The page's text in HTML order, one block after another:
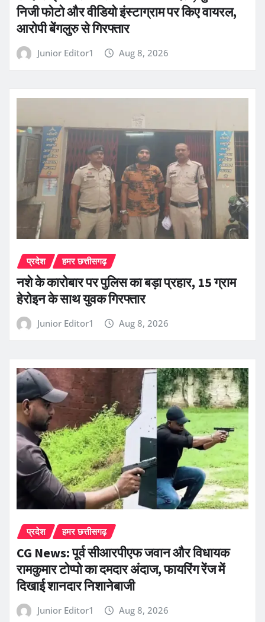
निजी फोटो और वीडियो इंस्टाग्राम पर किए वायरल,
आरोपी बेंगलुरु से गिरफ्तार
Junior Editor1 Aug 8, 2026
प्रदेश हमर छत्तीसगढ़
नशे के कारोबार पर पुलिस का बड़ा प्रहार, 15 ग्राम
हेरोइन के साथ युवक गिरफ्तार
Junior Editor1 Aug 8, 2026
प्रदेश हमर छत्तीसगढ़
CG News: पूर्व सीआरपीएफ जवान और विधायक
रामकुमार टोप्पो का दमदार अंदाज, फायरिंग रेंज में
दिखाई शानदार निशानेबाजी
Junior Editor1 Aug 8, 2026